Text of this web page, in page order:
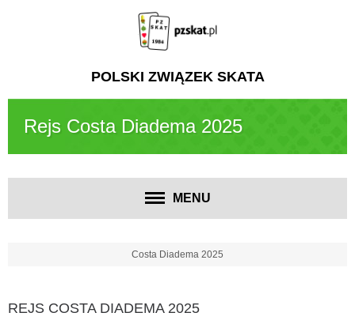
POLSKI ZWIĄZEK SKATA
Rejs Costa Diadema 2025
MENU
Costa Diadema 2025
REJS COSTA DIADEMA 2025